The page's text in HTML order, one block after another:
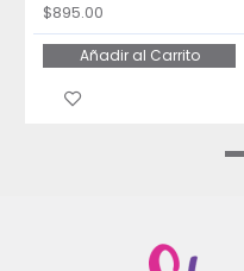
$895.00
Añadir al Carrito